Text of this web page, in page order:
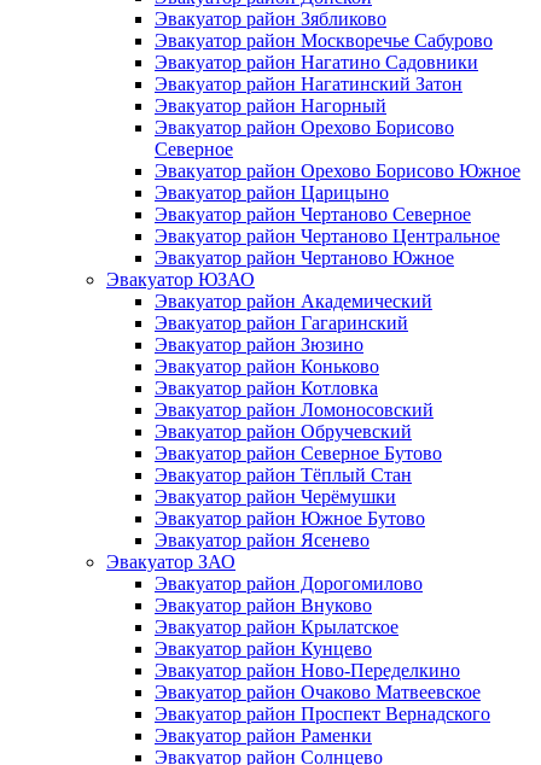
Эвакуатор район Зябликово
Эвакуатор район Москворечье Сабурово
Эвакуатор район Нагатино Cадовники
Эвакуатор район Нагатинский Затон
Эвакуатор район Нагорный
Эвакуатор район Орехово Борисово
Северное
Эвакуатор район Орехово Борисово Южное
Эвакуатор район Царицыно
Эвакуатор район Чертаново Северное
Эвакуатор район Чертаново Центральное
Эвакуатор район Чертаново Южное
Эвакуатор ЮЗАО
Эвакуатор район Академический
Эвакуатор район Гагаринский
Эвакуатор район Зюзино
Эвакуатор район Коньково
Эвакуатор район Котловка
Эвакуатор район Ломоносовский
Эвакуатор район Обручевский
Эвакуатор район Северное Бутово
Эвакуатор район Тёплый Стан
Эвакуатор район Черёмушки
Эвакуатор район Южное Бутово
Эвакуатор район Ясенево
Эвакуатор ЗАО
Эвакуатор район Дорогомилово
Эвакуатор район Внуково
Эвакуатор район Крылатское
Эвакуатор район Кунцево
Эвакуатор район Ново-Переделкино
Эвакуатор район Очаково Матвеевское
Эвакуатор район Проспект Вернадского
Эвакуатор район Раменки
Эвакуатор район Солнцево